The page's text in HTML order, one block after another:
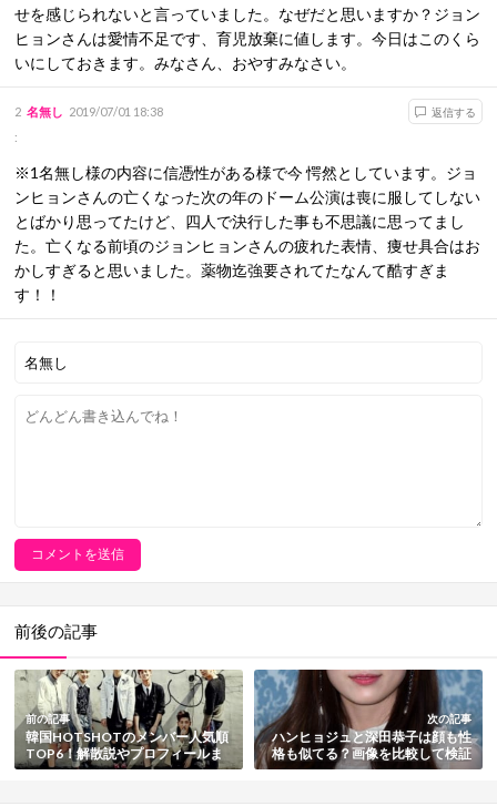
せを感じられないと言っていました。なぜだと思いますか？ジョン
ヒョンさんは愛情不足です、育児放棄に値します。今日はこのくら
いにしておきます。みなさん、おやすみなさい。
2
:
名無し 2019/07/01 18:38 返信する
※1名無し様の内容に信憑性がある様で今 愕然としています。ジョ
ンヒョンさんの亡くなった次の年のドーム公演は喪に服してしない
とばかり思ってたけど、四人で決行した事も不思議に思ってまし
た。亡くなる前頃のジョンヒョンさんの疲れた表情、痩せ具合はお
かしすぎると思いました。薬物迄強要されてたなんて酷すぎま
す！！
前後の記事
前の記事
韓国HOTSHOTのメンバー人気順
TOP6！解散説やプロフィールま
とめ
次の記事
ハンヒョジュと深田恭子は顔も性
格も似てる？画像を比較して検証
【韓国人気女優】